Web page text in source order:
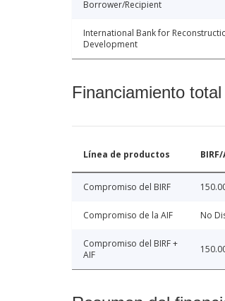
Borrower/Recipient
International Bank for
Development
Financiamiento
Línea de productos BIRF/
Compromiso del BIRF
Compromiso de la AIF No
Compromiso del BIRF +
AIF